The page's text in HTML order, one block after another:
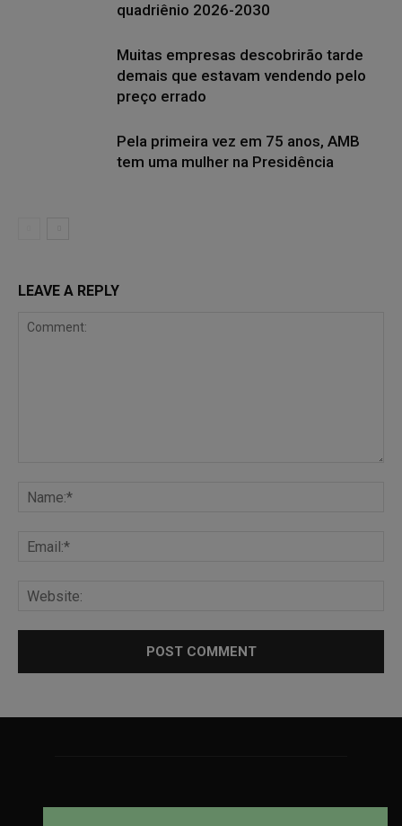
quadriênio 2026-2030
Muitas empresas descobrirão tarde
demais que estavam vendendo pelo
preço errado
Pela primeira vez em 75 anos, AMB
tem uma mulher na Presidência
LEAVE A REPLY